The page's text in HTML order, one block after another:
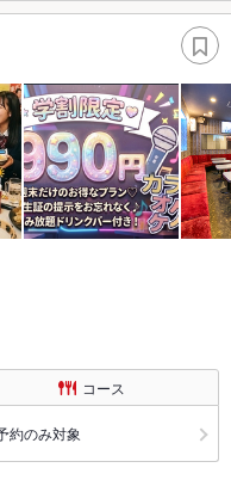
コース
約のみ対象